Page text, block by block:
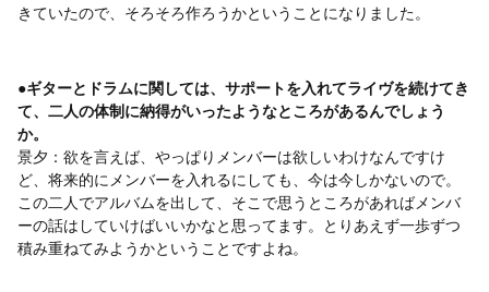
きていたので、そろそろ作ろうかということになりました。
●ギターとドラムに関しては、サポートを入れてライヴを続けてき
て、二人の体制に納得がいったようなところがあるんでしょう
か。
景夕：欲を言えば、やっぱりメンバーは欲しいわけなんですけ
ど、将来的にメンバーを入れるにしても、今は今しかないので。
この二人でアルバムを出して、そこで思うところがあればメンバ
ーの話はしていけばいいかなと思ってます。とりあえず一歩ずつ
積み重ねてみようかということですよね。